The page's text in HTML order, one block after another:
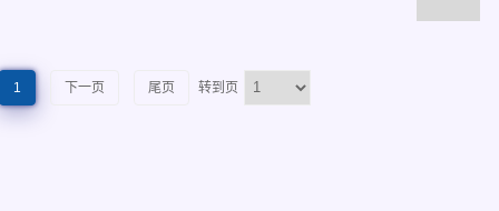
1 下一页 尾页 转到页